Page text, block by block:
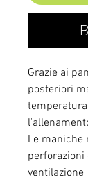
Grazie ai
posteriori
Le maniche
ventilazione